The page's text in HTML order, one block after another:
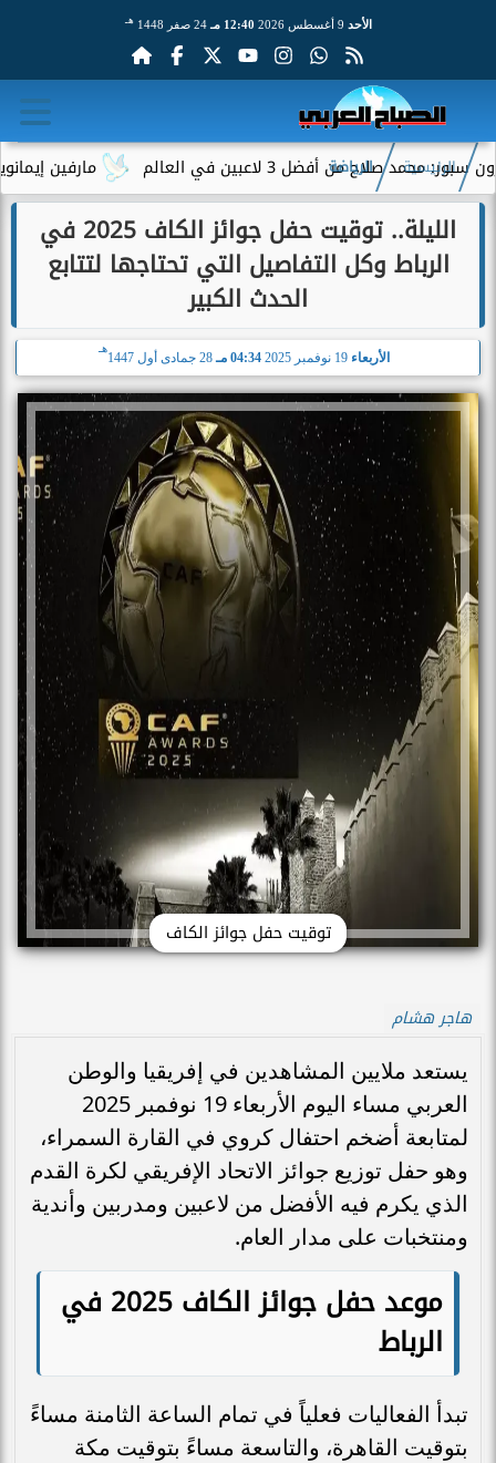
الأحد 12:40 مـ 24 صفر 1448 هـ
مارفين إيمانويل.. من أفضل 3 لاعبين في العالم
الرئيسية الرياضة
الليلة.. توقيت حفل جوائز الكاف 2025 في
الرباط وكل التفاصيل التي تحتاجها لتتابع
الحدث الكبير
الأربعاء 19 نوفمبر 2025 04:34 مـ 28 جمادى أول 1447
هـ
توقيت حفل جوائز الكاف
هاجر هشام
يستعد ملايين المشاهدين في إفريقيا والوطن
العربي مساء اليوم الأربعاء 19 نوفمبر 2025
لمتابعة أضخم احتفال كروي في القارة السمراء،
وهو حفل توزيع جوائز الاتحاد الإفريقي لكرة القدم
الذي يكرم فيه الأفضل من لاعبين ومدربين وأندية
ومنتخبات على مدار العام.
موعد حفل جوائز الكاف 2025 في
الرباط
تبدأ الفعاليات فعلياً في تمام الساعة الثامنة مساءً
بتوقيت القاهرة، والتاسعة مساءً بتوقيت مكة